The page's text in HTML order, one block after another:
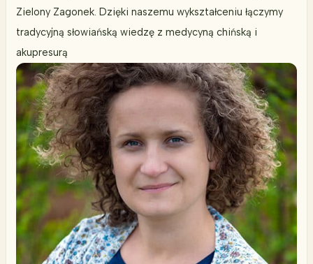
Zielony Zagonek. Dzięki naszemu wykształceniu łączymy
tradycyjną słowiańską wiedzę z medycyną chińską i
akupresurą